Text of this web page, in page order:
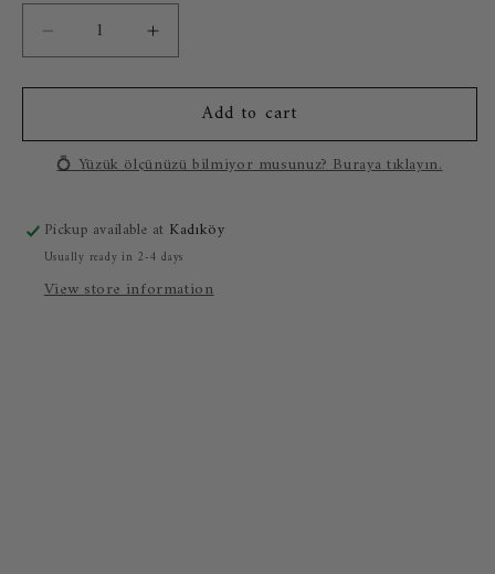
Decrease
quantity
for
Carat
Marquise
Increase
quantity
for
Carat
Marquise
Add to cart
💍 Yüzük ölçünüzü bilmiyor musunuz? Buraya tıklayın.
Pickup available at Kadıköy
Usually ready in 2-4 days
View store information